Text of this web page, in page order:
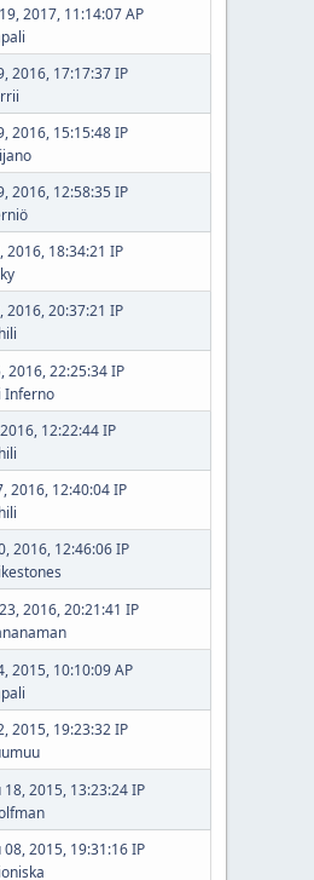
2017, 11:14:07 AP
2016, 17:17:37 IP
2016, 15:15:48 IP
2016, 12:58:35 IP
2016, 18:34:21 IP
2016, 20:37:21 IP
2016, 22:25:34 IP
Inferno
12:22:44 IP
2016, 12:40:04 IP
2016, 12:46:06 IP
2016, 20:21:41 IP
2015, 10:10:09 AP
2015, 19:23:32 IP
2015, 13:23:24 IP
2015, 19:31:16 IP